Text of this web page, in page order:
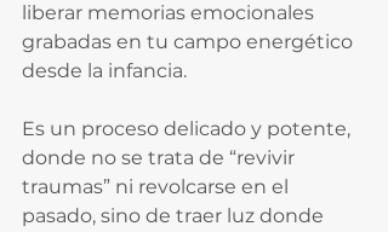
liberar memorias emocionales
grabadas en tu campo energético
desde la infancia.
Es un proceso delicado y potente,
donde no se trata de “revivir
traumas” ni revolcarse en el
pasado, sino de traer luz donde